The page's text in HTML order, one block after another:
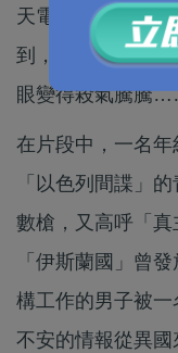
天電視播放的「
到，這種以暴易
眼變得殺氣騰騰
在片段中，一名
「以色列間諜」
數槍，又高呼「真
「伊斯蘭國」曾
構工作的男子被
不安的情報從異